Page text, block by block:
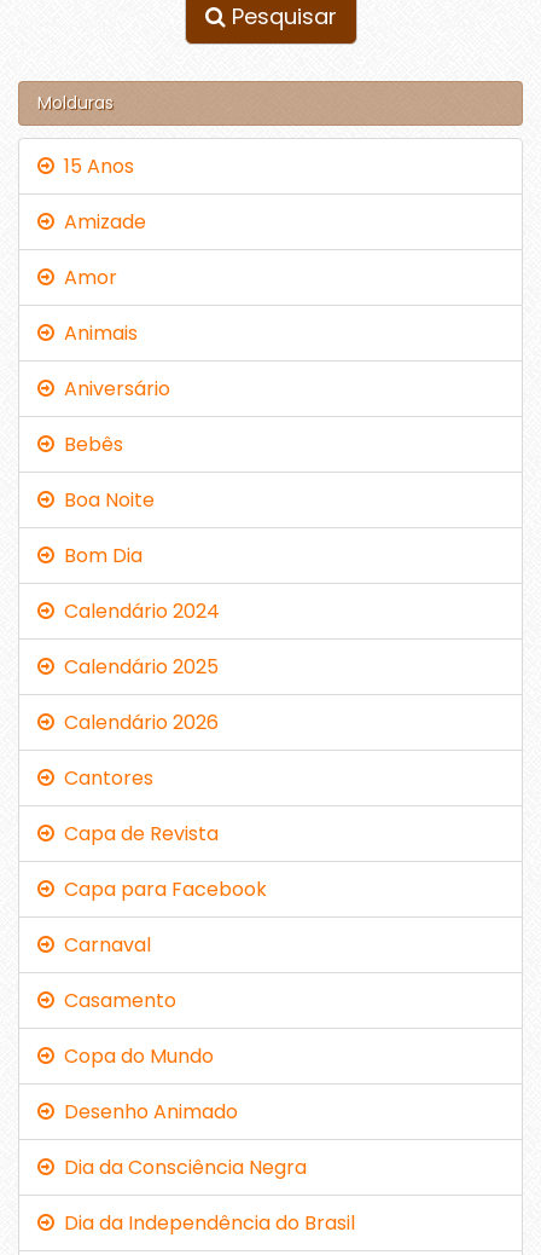
Pesquisar
Molduras
15 Anos
Amizade
Amor
Animais
Aniversário
Bebês
Boa Noite
Bom Dia
Calendário 2024
Calendário 2025
Calendário 2026
Cantores
Capa de Revista
Capa para Facebook
Carnaval
Casamento
Copa do Mundo
Desenho Animado
Dia da Consciência Negra
Dia da Independência do Brasil